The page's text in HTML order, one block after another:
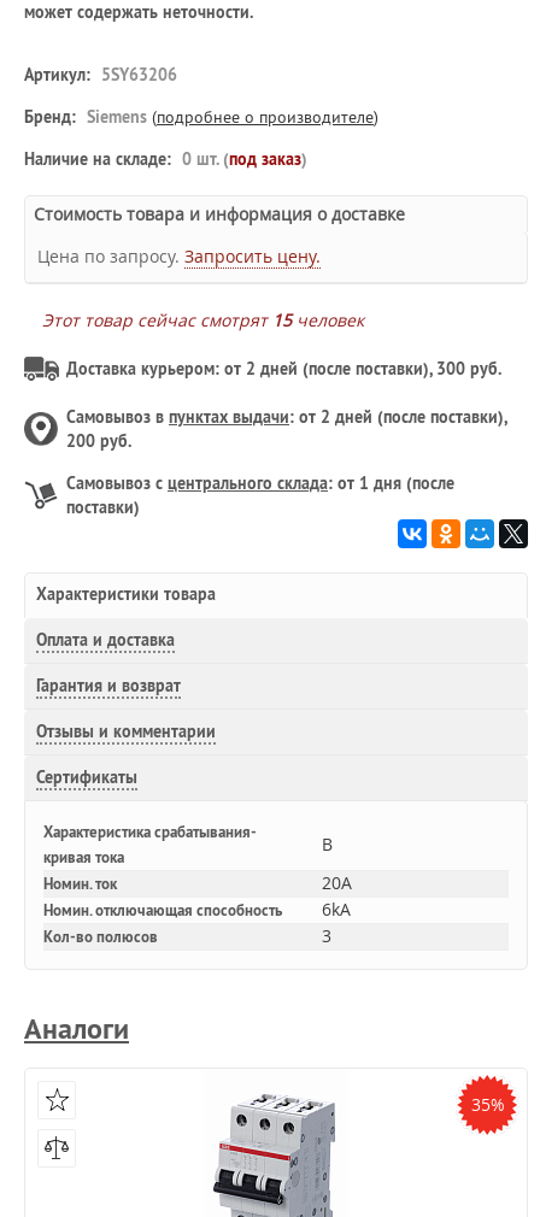
может содержать неточности.
Артикул: 5SY63206
Бренд: Siemens (подробнее о производителе)
Наличие на складе: 0 шт. (под заказ)
Стоимость товара и информация о доставке
Цена по запросу. Запросить цену.
Этот товар сейчас смотрят 15человек
Доставка курьером: от 2 дней (после поставки), 300 руб.
Самовывоз в пунктах выдачи: от 2 дней (после поставки),
200 руб.
Самовывоз с центрального склада: от 1 дня (после
поставки)
Характеристики товара
Оплата и доставка
Гарантия и возврат
Отзывы и комментарии
Сертификаты
Характеристика срабатывания-
кривая тока
B
Номин. ток 20A
Номин. отключающая способность 6kA
Кол-во полюсов 3
Аналоги
35%